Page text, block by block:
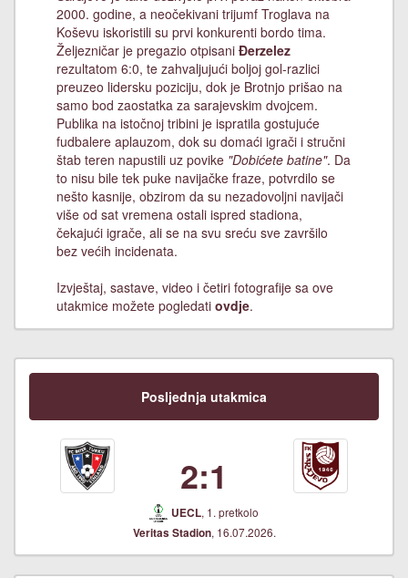
2000. godine, a neočekivani trijumf Troglava na
Koševu iskoristili su prvi konkurenti bordo tima.
Željezničar je pregazio otpisani Đerzelez
rezultatom 6:0, te zahvaljujući boljoj gol-razlici
preuzeo lidersku poziciju, dok je Brotnjo prišao na
samo bod zaostatka za sarajevskim dvojcem.
Publika na istočnoj tribini je ispratila gostujuće
fudbalere aplauzom, dok su domaći igrači i stručni
štab teren napustili uz povike "Dobićete batine". Da
to nisu bile tek puke navijačke fraze, potvrdilo se
nešto kasnije, obzirom da su nezadovoljni navijači
više od sat vremena ostali ispred stadiona,
čekajući igrače, ali se na svu sreću sve završilo
bez većih incidenata.
Izvještaj, sastave, video i četiri fotografije sa ove
utakmice možete pogledati ovdje.
Posljednja utakmica
2:1
UECL, 1. pretkolo
Veritas Stadion, 16.07.2026.